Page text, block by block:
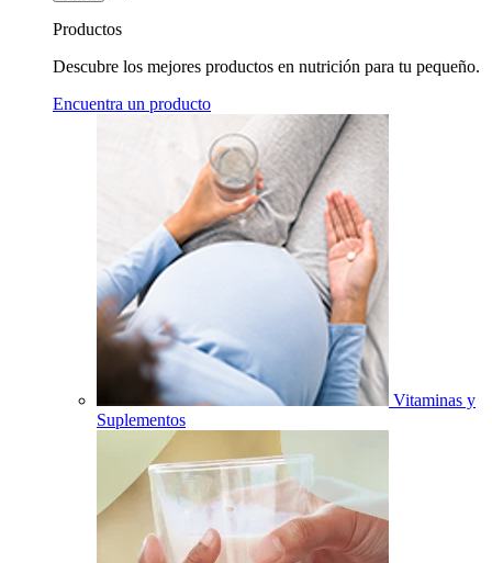
Productos
Descubre los mejores productos en nutrición para tu pequeño.
Encuentra un producto
Vitaminas y
Suplementos